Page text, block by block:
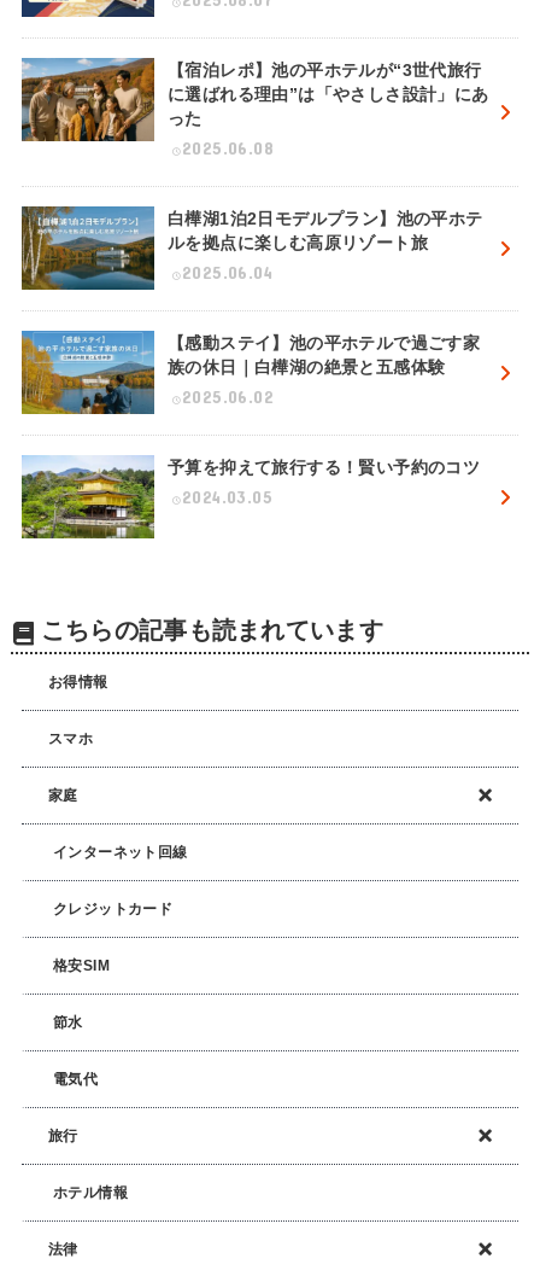
【宿泊レポ】池の平ホテルが“3世代旅行
に選ばれる理由”は「やさしさ設計」にあ
った
2025.06.08
白樺湖1泊2日モデルプラン】池の平ホテ
ルを拠点に楽しむ高原リゾート旅
2025.06.04
【感動ステイ】池の平ホテルで過ごす家
族の休日｜白樺湖の絶景と五感体験
2025.06.02
予算を抑えて旅行する！賢い予約のコツ
2024.03.05
こちらの記事も読まれています
お得情報
スマホ
家庭
インターネット回線
クレジットカード
格安SIM
節水
電気代
旅行
ホテル情報
法律